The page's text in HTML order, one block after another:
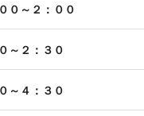
～２：００
～２：３０
～４：３０